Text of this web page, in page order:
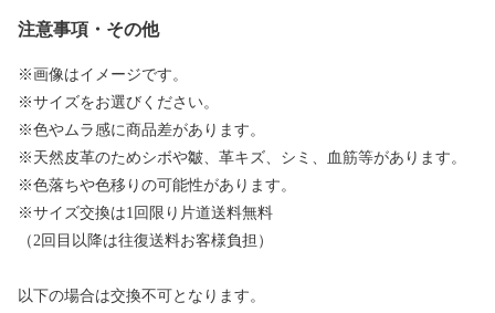
注意事項・その他
※画像はイメージです。
※サイズをお選びください。
※色やムラ感に商品差があります。
※天然皮革のためシボや皺、革キズ、シミ、血筋等があります。
※色落ちや色移りの可能性があります。
※サイズ交換は1回限り片道送料無料
（2回目以降は往復送料お客様負担）
以下の場合は交換不可となります。